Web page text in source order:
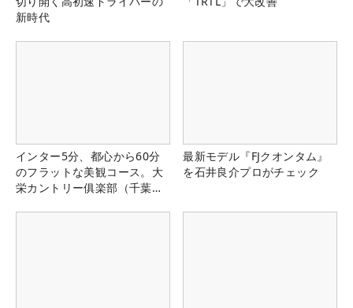
新時代
インター5分、都心から60分
のフラットな美観コース。大
栄カントリー俱楽部（千葉
最新モデル『FJクオンタム』
を石井良介プロがチェック